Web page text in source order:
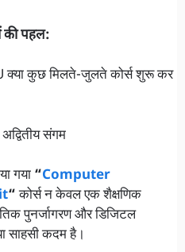
की पहल:
क्या कुछ मिलते-जुलते कोर्स शुरू कर
संगम
गया “Computer
“कोर्स न केवल एक शैक्षणिक
पुनर्जागरण और डिजिटल
साहसी कदम है।